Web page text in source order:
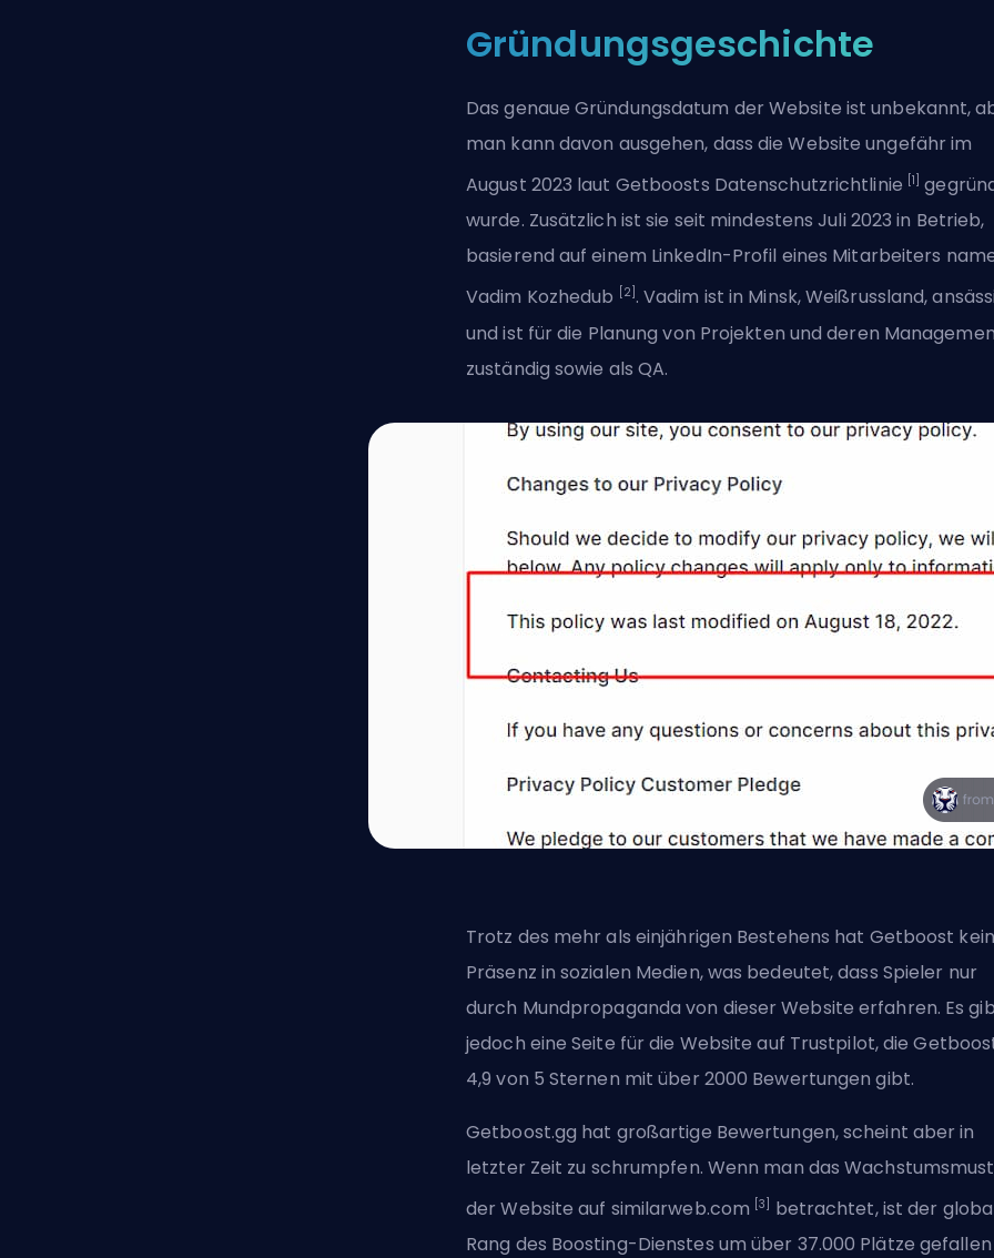
Gründungsgeschichte
Das genaue Gründungsdatum der Website ist unbekannt,
man kann davon ausgehen, dass die Website ungefähr im
August 2023 laut Getboosts Datenschutzrichtlinie [1]
wurde. Zusätzlich ist sie seit mindestens Juli 2023 in Betrieb,
basierend auf einem LinkedIn-Profil eines Mitarbeiters
Vadim Kozhedub
[2] . Vadim ist in Minsk, Weißrussland,
und ist für die Planung von Projekten und deren
zuständig sowie als QA.
Trotz des mehr als einjährigen Bestehens hat Getboost
Präsenz in sozialen Medien, was bedeutet, dass Spieler nur
durch Mundpropaganda von dieser Website erfahren. Es
jedoch eine Seite für die Website auf Trustpilot, die
4,9 von 5 Sternen mit über 2000 Bewertungen gibt.
Getboost.gg hat großartige Bewertungen, scheint aber in
letzter Zeit zu schrumpfen. Wenn man das
der Website auf similarweb.com [3] betrachtet, ist der
Rang des Boosting-Dienstes um über 37.000 Plätze gefallen